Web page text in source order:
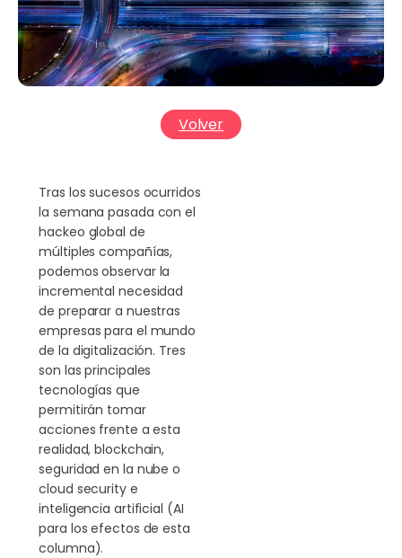
Volver
Tras los sucesos ocurridos
la semana pasada con el
hackeo global de
múltiples compañías,
podemos observar la
incremental necesidad
de preparar a nuestras
empresas para el mundo
de la digitalización. Tres
son las principales
tecnologías que
permitirán tomar
acciones frente a esta
realidad, blockchain,
seguridad en la nube o
cloud security e
inteligencia artificial (AI
para los efectos de esta
columna).